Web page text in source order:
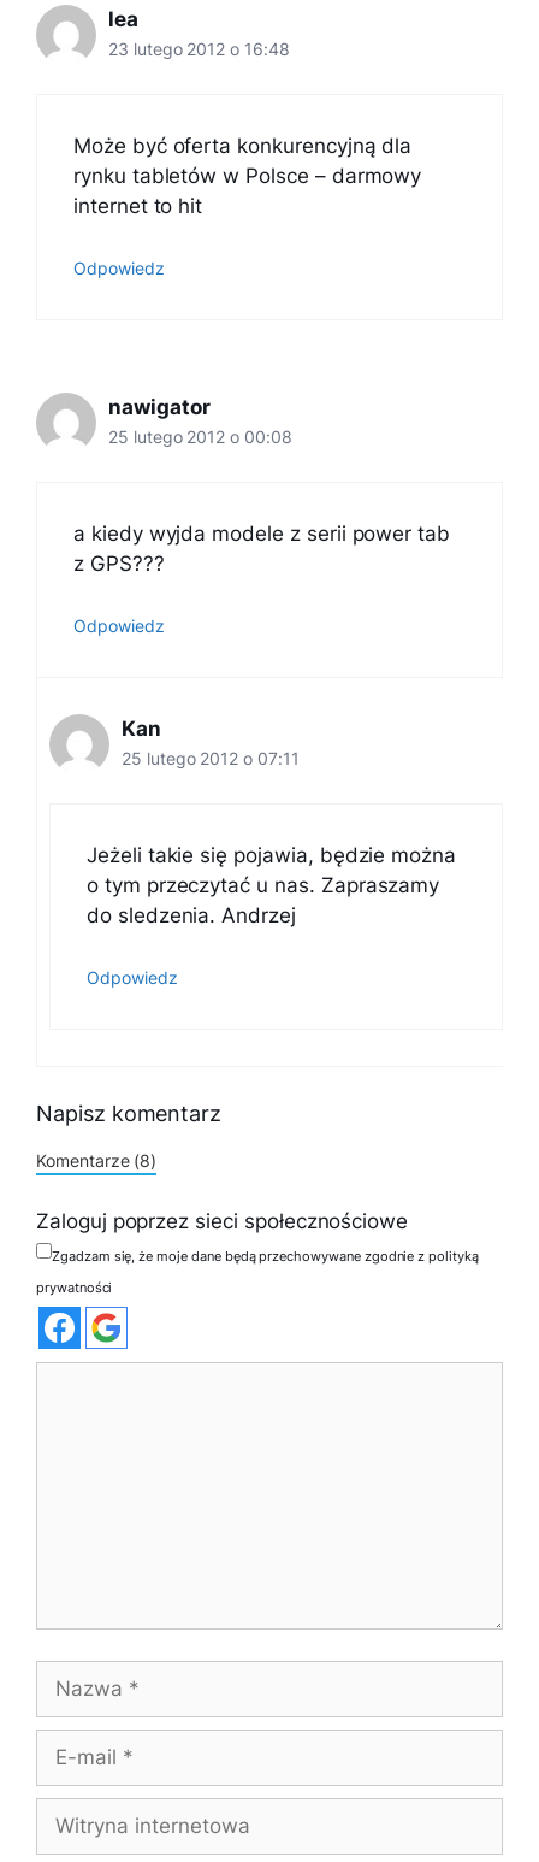
lea
23 lutego 2012 o 16:48
Może być oferta konkurencyjną dla
rynku tabletów w Polsce – darmowy
internet to hit
Odpowiedz
nawigator
25 lutego 2012 o 00:08
a kiedy wyjda modele z serii power tab
z GPS???
Odpowiedz
Kan
25 lutego 2012 o 07:11
Jeżeli takie się pojawia, będzie można
o tym przeczytać u nas. Zapraszamy
do sledzenia. Andrzej
Odpowiedz
Napisz komentarz
Komentarze (8)
Zaloguj poprzez sieci społecznościowe
Zgadzam się, że moje dane będą przechowywane zgodnie z polityką
prywatności
mail
internetowa